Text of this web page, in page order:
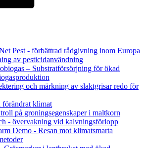
Pest - förbättrad rådgivning inom Europa
av pesticidanvändning
– Substratförsörjning för ökad
och märkning av slaktgrisar redo för
förändrat klimat
på groningsegenskaper i maltkorn
- övervakning vid kalvningsförlopp
Demo - Resan mot klimatsmarta